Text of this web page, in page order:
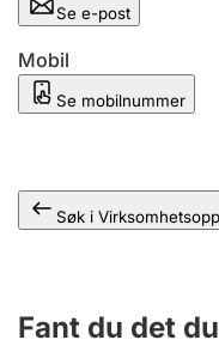
Se e-post
Mobil
Se mobilnummer
Søk i
Fant du det